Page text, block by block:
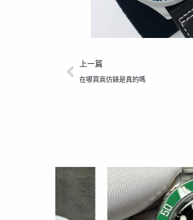
上一頁
上一篇
在哪買高仿錶是真的嗎